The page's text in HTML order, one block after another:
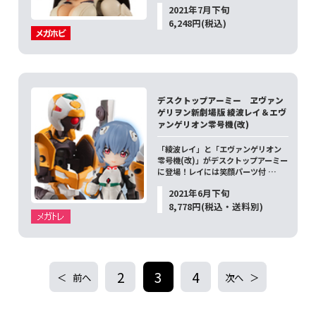
2021年7月下旬
6,248円(税込)
デスクトップアーミー ヱヴァン
ゲリヲン新劇場版 綾波レイ＆エヴ
ァンゲリオン零号機(改)
「綾波レイ」と「エヴァンゲリオン
零号機(改)」がデスクトップアーミー
に登場！レイには笑顔パーツ付 …
2021年6月下旬
8,778円(税込・送料別)
前へ 2 3 4 次へ